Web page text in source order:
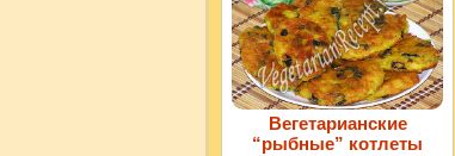
Вегетарианские
“рыбные” котлеты